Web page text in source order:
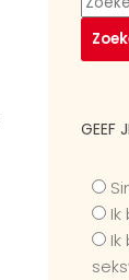
GEEF
Ik
Ik